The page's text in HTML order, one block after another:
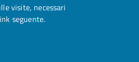
visite, necessari
seguente.